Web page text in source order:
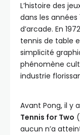
L’histoire des
dans les années
d’arcade. En
tennis de table
simplicité
phénomène
industrie
Avant Pong, il y
Tennis for Two
aucun n’a